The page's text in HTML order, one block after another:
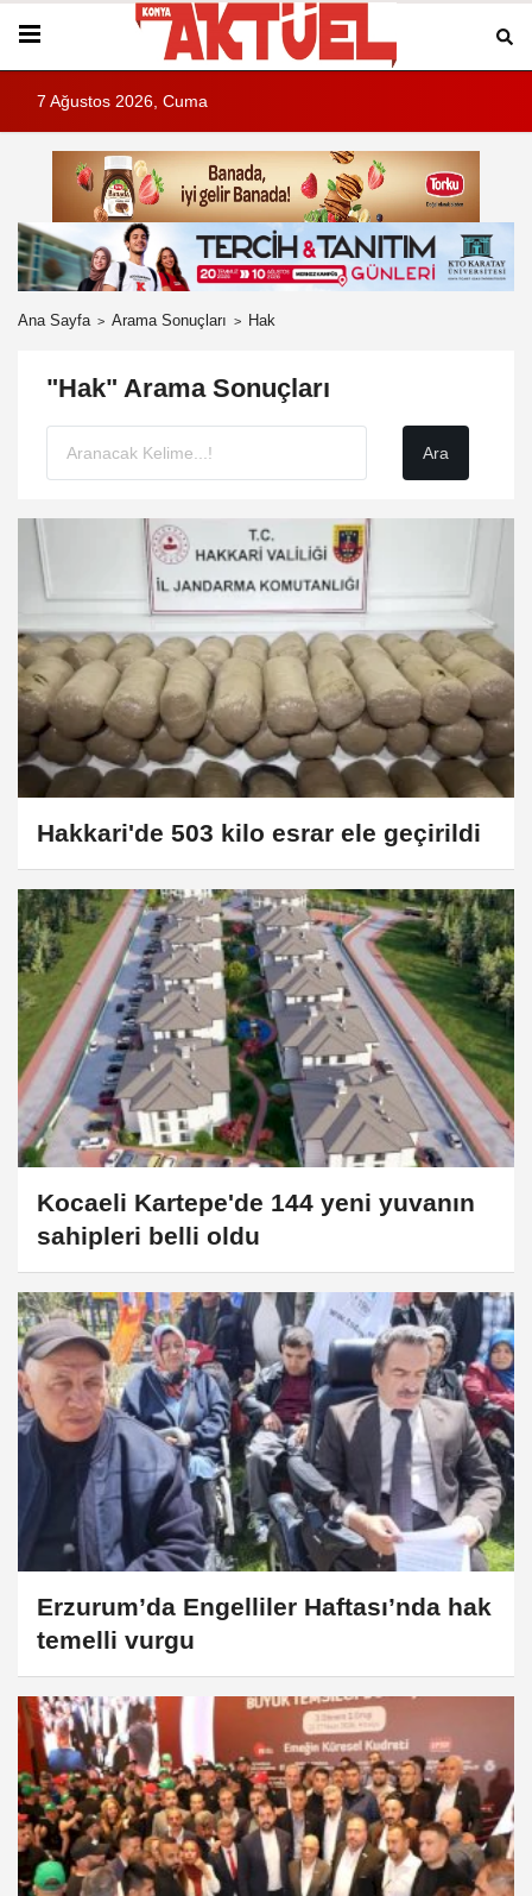
7 Ağustos 2026, Cuma
Ana Sayfa Arama Sonuçları Hak
"Hak" Arama Sonuçları
Hakkari'de 503 kilo esrar ele geçirildi
Kocaeli Kartepe'de 144 yeni yuvanın
sahipleri belli oldu
Erzurum’da Engelliler Haftası’nda hak
temelli vurgu